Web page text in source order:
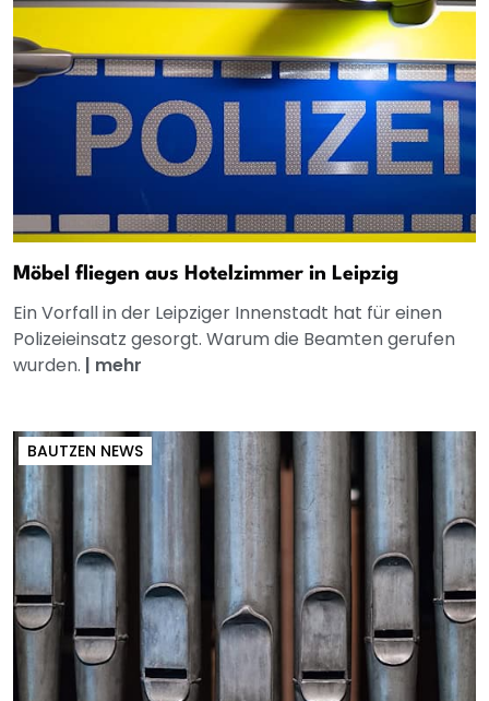
Möbel fliegen aus Hotelzimmer in Leipzig
Ein Vorfall in der Leipziger Innenstadt hat für einen
Polizeieinsatz gesorgt. Warum die Beamten gerufen
wurden. | mehr
BAUTZEN NEWS